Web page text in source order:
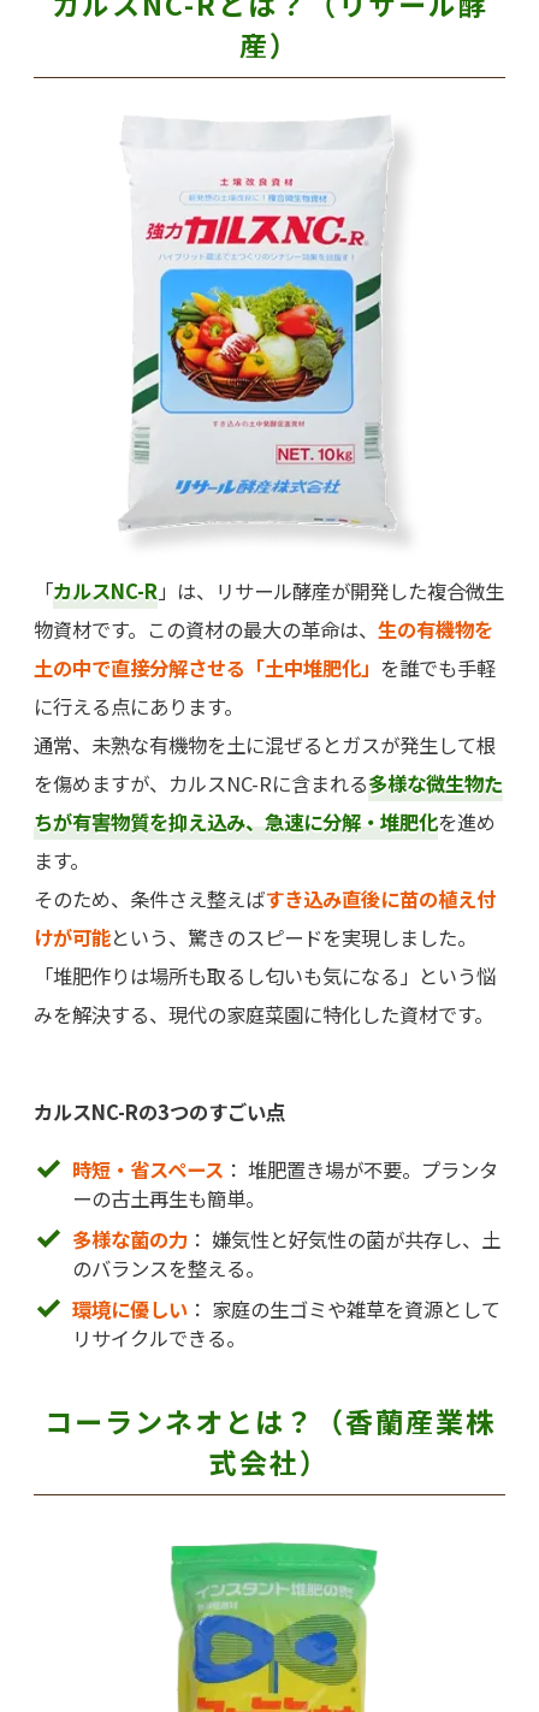
産）
「カルスNC-R」は、リサール酵産が開発した複合微生
物資材です。この資材の最大の革命は、 生の有機物を
土の中で直接分解させる「土中堆肥化」 を誰でも手軽
に行える点にあります。
通常、未熟な有機物を土に混ぜるとガスが発生して根
を傷めますが、カルスNC-Rに含まれる多様な微生物た
ちが有害物質を抑え込み、急速に分解・堆肥化を進め
ます。
そのため、条件さえ整えばすき込み直後に苗の植え付
けが可能という、驚きのスピードを実現しました。
「堆肥作りは場所も取るし匂いも気になる」という悩
みを解決する、現代の家庭菜園に特化した資材です。
カルスNC-Rの3つのすごい点
時短・省スペース ： 堆肥置き場が不要。プランタ
ーの古土再生も簡単。
多様な菌の力： 嫌気性と好気性の菌が共存し、土
のバランスを整える。
環境に優しい： 家庭の生ゴミや雑草を資源として
リサイクルできる。
コーランネオとは？（香蘭産業株
式会社）